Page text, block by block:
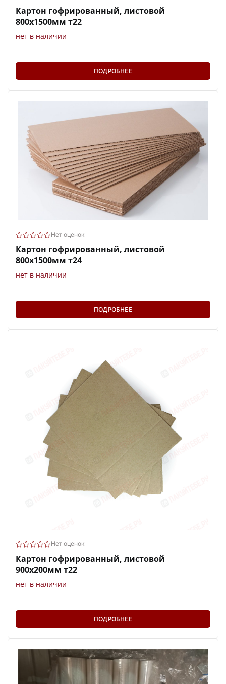
Картон гофрированный, листовой
800х1500мм т22
нет в наличии
ПОДРОБНЕЕ
Нет оценок
Картон гофрированный, листовой
800х1500мм т24
нет в наличии
ПОДРОБНЕЕ
Нет оценок
Картон гофрированный, листовой
900х200мм т22
нет в наличии
ПОДРОБНЕЕ